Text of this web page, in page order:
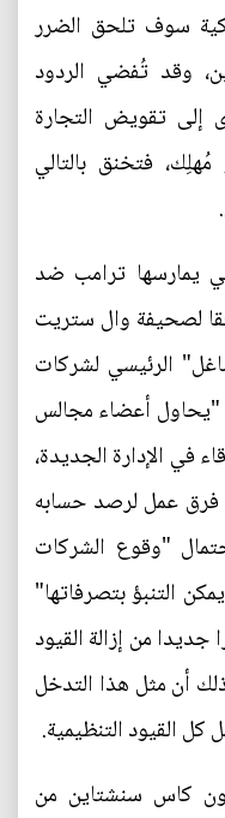
سوف تلحق الضرر
وقد تُفضي الردود
إلى تقويض التجارة
مُهلِك، فتخنق بالتالي
يمارسها ترامب ضد
لصحيفة وال ستريت
الرئيسي لشركات
"يحاول أعضاء مجالس
في الإدارة الجديدة،
عمل لرصد حسابه
"وقوع الشركات
التنبؤ بتصرفاتها"
من إزالة القيود
أن مثل هذا التدخل
القيود التنظيمية.
كاس سنشتاين من